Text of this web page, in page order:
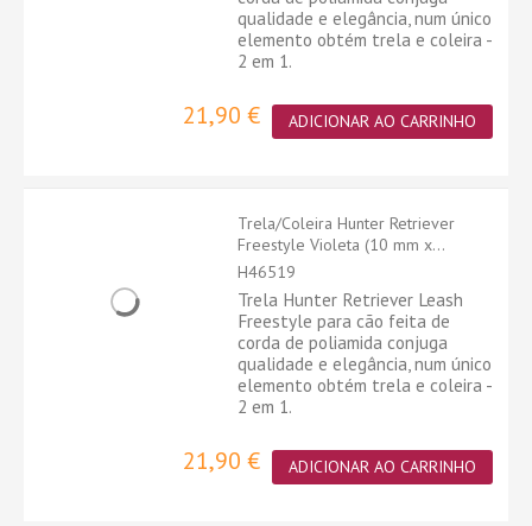
qualidade e elegância, num único
elemento obtém trela e coleira -
2 em 1.
21,90 € ADICIONAR AO CARRINHO
Trela/Coleira Hunter Retriever
Freestyle Violeta (10 mm x...
H46519
Trela Hunter Retriever Leash
Freestyle para cão feita de
corda de poliamida conjuga
qualidade e elegância, num único
elemento obtém trela e coleira -
2 em 1.
21,90 € ADICIONAR AO CARRINHO